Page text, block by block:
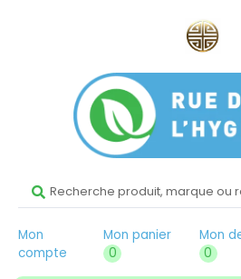
Mon
compte
Mon panier
0
Mon
0